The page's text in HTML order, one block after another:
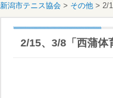
新潟市テニス協会 > その他 > 2/
2/15、3/8「西蒲体